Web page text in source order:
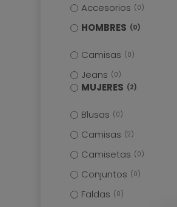
Accesorios 0
HOMBRES 0
Camisas 0
Jeans 0
MUJERES 2
Blusas 0
Camisas 2
Camisetas 0
Conjuntos 0
Faldas 0